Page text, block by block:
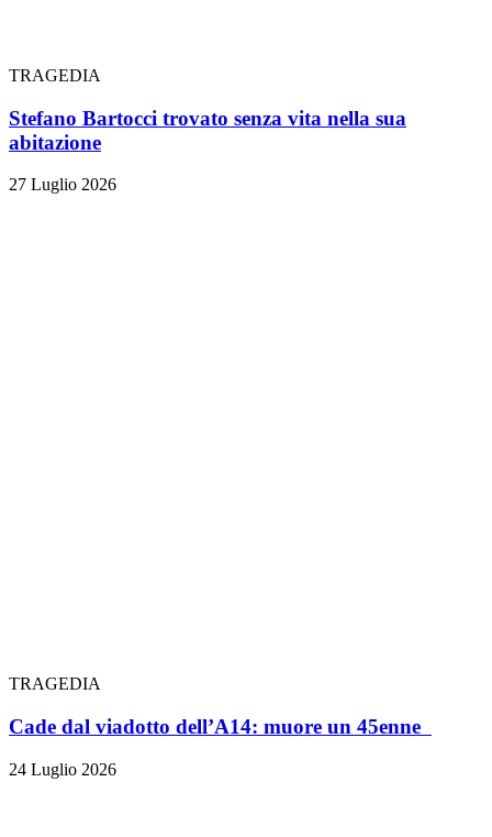
TRAGEDIA
Stefano Bartocci trovato senza vita nella sua
abitazione
27 Luglio 2026
TRAGEDIA
Cade dal viadotto dell’A14: muore un 45enne
24 Luglio 2026